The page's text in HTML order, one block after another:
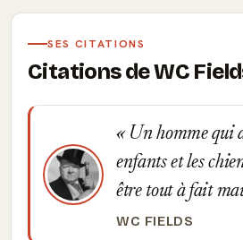
SES CITATIONS
Citations de WC
Un homme qui
enfants et les
être tout à fait
WC FIELDS